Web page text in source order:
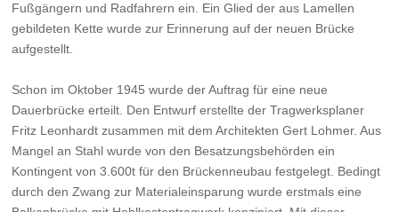
Fußgängern und Radfahrern ein. Ein Glied der aus Lamellen
gebildeten Kette wurde zur Erinnerung auf der neuen Brücke
aufgestellt.
Schon im Oktober 1945 wurde der Auftrag für eine neue
Dauerbrücke erteilt. Den Entwurf erstellte der Tragwerksplaner
Fritz Leonhardt zusammen mit dem Architekten Gert Lohmer. Aus
Mangel an Stahl wurde von den Besatzungsbehörden ein
Kontingent von 3.600t für den Brückenneubau festgelegt. Bedingt
durch den Zwang zur Materialeinsparung wurde erstmals eine